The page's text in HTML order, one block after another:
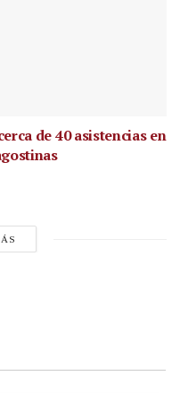
de 40 asistencias en